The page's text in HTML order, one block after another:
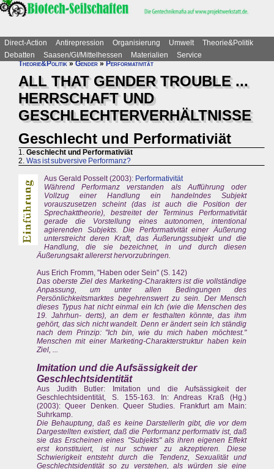
Direct-Action Antirepression Organisierung Umwelt
Theorie&Politik
Debatten
Saasen/GI/Mittelhessen Materialien
Service
Theorie&Politik»Gender»Performativität
ALL THAT GENDER TROUBLE ...
HERRSCHAFT UND
GESCHLECHTERVERHÄLTNISSE
Geschlecht und Performativiät
1. Geschlecht und Performativiät
2. Was ist subversive Performanz?
Aus Gerald Posselt (2003): Performativität
Während Performanz verstanden als Aufführung oder
Vollzug einer Handlung ein handelndes Subjekt
vorauszusetzen scheint (das ist auch die Position der
Sprechakttheorie), bestreitet der Terminus Performativität
gerade die Vorstellung eines autonomen, intentional
agierenden Subjekts. Die Performativität einer Äußerung
unterstreicht deren Kraft, das Äußerungssubjekt und die
Handlung, die sie bezeichnet, in und durch diesen
Äußerungsakt allererst hervorzubringen.
Aus Erich Fromm, "Haben oder Sein" (S. 142)
Das oberste Ziel des Marketing-Charakters ist die vollständige
Anpassung, um unter allen Bedingungen des
Persönlichkeitsmarktes begehrenswert zu sein. Der Mensch
dieses Typus hat nicht einmal ein Ich (wie die Menschen des
19. Jahrhun- derts), an dem er festhalten könnte, das ihm
gehört, das sich nicht wandelt. Denn er ändert sein Ich ständig
nach dem Prinzip: "Ich bin, wie du mich haben möchtest."
Menschen mit einer Marketing-Charakterstruktur haben kein
Ziel, ...
Imitation und die Aufsässigkeit der
Geschlechtsidentität
Aus Judith Butler: Imitation und die Aufsässigkeit der
Geschlechtsidentität, S. 155-163. In: Andreas Kraß (Hg.)
(2003): Queer Denken. Queer Studies. Frankfurt am Main:
Suhrkamp.
Die Behauptung, daß es keine DarstellerIn gibt, die vor dem
Dargestellten existiert, daß die Performanz performativ ist, daß
sie das Erscheinen eines "Subjekts" als ihren eigenen Effekt
erst konstituiert, ist nur schwer zu akzeptieren. Diese
Schwierigkeit entsteht durch die Tendenz, Sexualität und
Geschlechtsidentität so zu verstehen, als würden sie eine